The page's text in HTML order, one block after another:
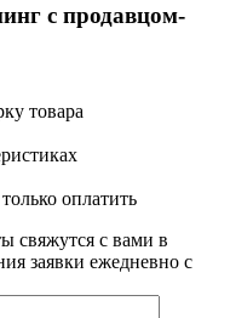
с продавцом-
товара
оплатить
свяжутся с вами в
заявки ежедневно с